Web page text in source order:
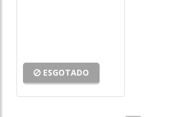
ESGOTADO